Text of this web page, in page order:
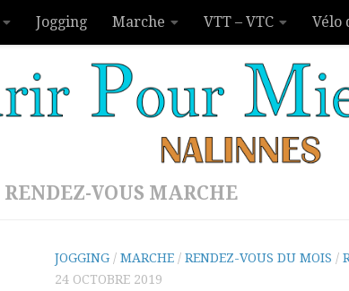
Jogging Marche VTT – VTC Vélo
RENDEZ-VOUS MARCHE
JOGGING / MARCHE / RENDEZ-VOUS DU MOIS /
24 OCTOBRE 2019